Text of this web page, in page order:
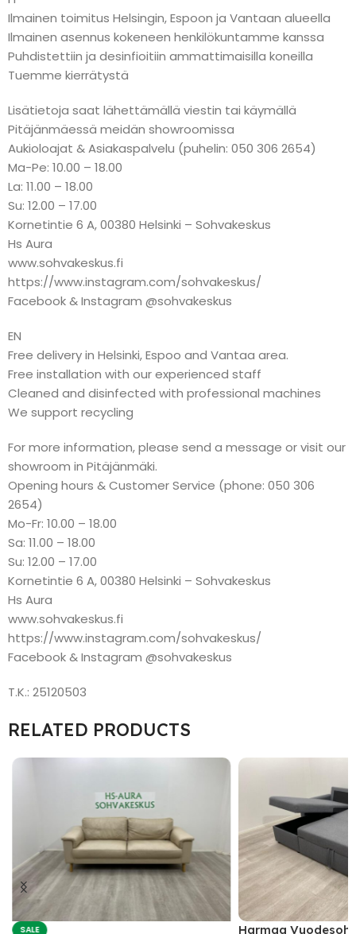
Ilmainen toimitus Helsingin, Espoon ja Vantaan alueella
Ilmainen asennus kokeneen henkilökuntamme kanssa
Puhdistettiin ja desinfioitiin ammattimaisilla koneilla
Tuemme kierrätystä
Lisätietoja saat lähettämällä viestin tai käymällä
Pitäjänmäessä meidän showroomissa
Aukioloajat & Asiakaspalvelu (puhelin: 050 306 2654)
Ma-Pe: 10.00 – 18.00
La: 11.00 – 18.00
Su: 12.00 – 17.00
Kornetintie 6 A, 00380 Helsinki – Sohvakeskus
Hs Aura
www.sohvakeskus.fi
https://www.instagram.com/sohvakeskus/
Facebook & Instagram @sohvakeskus
EN
Free delivery in Helsinki, Espoo and Vantaa area.
Free installation with our experienced staff
Cleaned and disinfected with professional machines
We support recycling
For more information, please send a message or visit our
showroom in Pitäjänmäki.
Opening hours & Customer Service (phone: 050 306
2654)
Mo-Fr: 10.00 – 18.00
Sa: 11.00 – 18.00
Su: 12.00 – 17.00
Kornetintie 6 A, 00380 Helsinki – Sohvakeskus
Hs Aura
www.sohvakeskus.fi
https://www.instagram.com/sohvakeskus/
Facebook & Instagram @sohvakeskus
T.K.: 25120503
RELATED PRODUCTS
SALE Harmaa